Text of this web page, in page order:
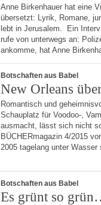
Anne Birkenhauer hat eine
übersetzt: Lyrik, Romane,
lebt in Jerusalem. Ein
rufe von unterwegs an:
ankomme, hat Anne
Botschaften aus Babel
New Orleans
Romantisch und
Schauplatz für Voodoo-,
ausmacht, lässt sich nicht
BÜCHERmagazin 4/2015
2005 tagelang unter
Botschaften aus Babel
Es grünt so